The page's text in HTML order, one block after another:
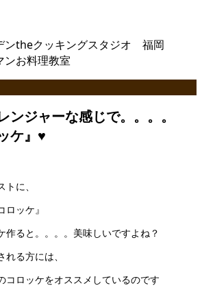
ンジャーな感じで。。。。
ケ』♥
に、
ッケ』
作ると。。。。美味しいですよね？
る方には、
コロッケをオススメしているのです